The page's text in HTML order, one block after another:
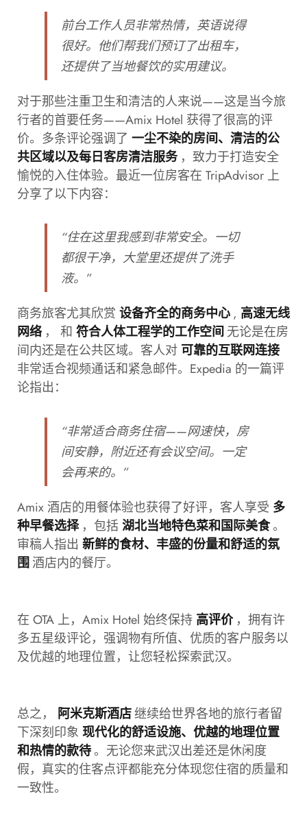
前台工作人员非常热情，英语说得
很好。他们帮我们预订了出租车，
还提供了当地餐饮的实用建议。
对于那些注重卫生和清洁的人来说——这是当今旅
行者的首要任务——Amix Hotel 获得了很高的评
价。多条评论强调了 一尘不染的房间、清洁的公
共区域以及每日客房清洁服务 ，致力于打造安全
愉悦的入住体验。最近一位房客在 TripAdvisor 上
分享了以下内容：
“住在这里我感到非常安全。一切
都很干净，大堂里还提供了洗手
液。”
商务旅客尤其欣赏 设备齐全的商务中心 , 高速无线
网络 ， 和 符合人体工程学的工作空间 无论是在房
间内还是在公共区域。客人对 可靠的互联网连接
非常适合视频通话和紧急邮件。Expedia 的一篇评
论指出：
“非常适合商务住宿——网速快，房
间安静，附近还有会议空间。一定
会再来的。”
Amix 酒店的用餐体验也获得了好评，客人享受 多
种早餐选择 ，包括 湖北当地特色菜和国际美食。
审稿人指出 新鲜的食材、丰盛的份量和舒适的氛
围 酒店内的餐厅。
在 OTA 上，Amix Hotel 始终保持 高评价 ，拥有许
多五星级评论，强调物有所值、优质的客户服务以
及优越的地理位置，让您轻松探索武汉。
总之， 阿米克斯酒店继续给世界各地的旅行者留
下深刻印象 现代化的舒适设施、优越的地理位置
和热情的款待。无论您来武汉出差还是休闲度
假，真实的住客点评都能充分体现您住宿的质量和
一致性。